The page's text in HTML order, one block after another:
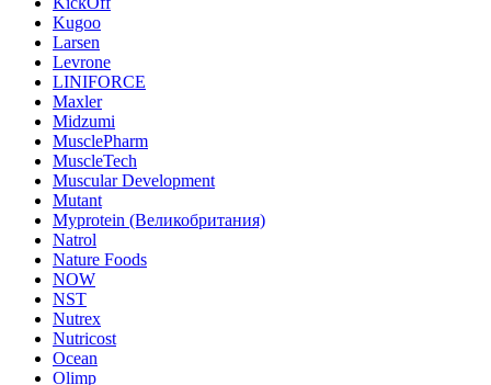
Kugoo
Larsen
Levrone
LINIFORCE
Maxler
Midzumi
MusclePharm
MuscleTech
Muscular Development
Mutant
Myprotein (Великобритания)
Natrol
Nature Foods
NOW
NST
Nutrex
Nutricost
Ocean
Olimp